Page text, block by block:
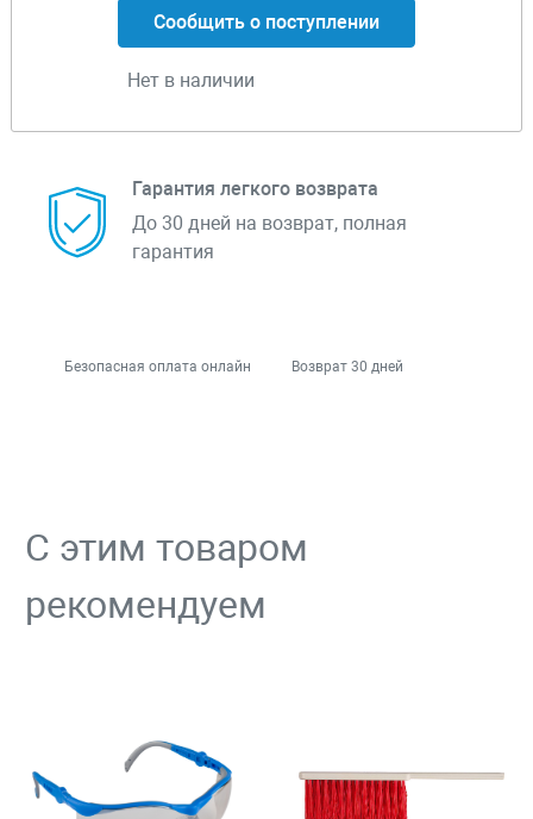
Сообщить о поступлении
Нет в наличии
Гарантия легкого возврата
До 30 дней на возврат, полная
гарантия
Безопасная оплата онлайн Возврат 30 дней
С этим товаром
рекомендуем